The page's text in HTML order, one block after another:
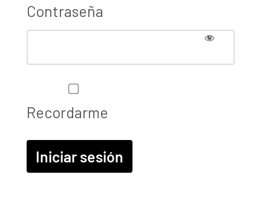
Contraseña
Recordarme